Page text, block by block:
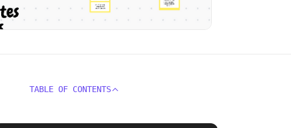
TABLE OF CONTENTS